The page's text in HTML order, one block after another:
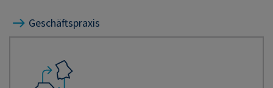
Geschäftspraxis